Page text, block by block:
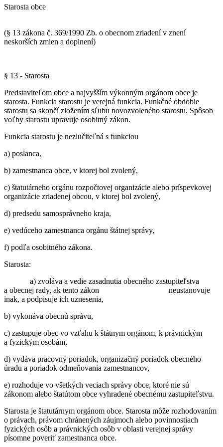
Starosta obce
(§ 13 zákona č. 369/1990 Zb. o obecnom zriadení v znení
neskorších zmien a doplnení)
§ 13 - Starosta
Predstaviteľom obce a najvyšším výkonným orgánom obce je
starosta. Funkcia starostu je verejná funkcia. Funkčné obdobie
starostu sa skončí zložením sľubu novozvoleného starostu. Spôsob
voľby starostu upravuje osobitný zákon.
Funkcia starostu je nezlučiteľná s funkciou
a) poslanca,
b) zamestnanca obce, v ktorej bol zvolený,
c) štatutárneho orgánu rozpočtovej organizácie alebo príspevkovej
organizácie zriadenej obcou, v ktorej bol zvolený,
d) predsedu samosprávneho kraja,
e) vedúceho zamestnanca orgánu štátnej správy,
f) podľa osobitného zákona.
Starosta:
a) zvoláva a vedie zasadnutia obecného zastupiteľstva
a obecnej rady, ak tento zákon neustanovuje
inak, a podpisuje ich uznesenia,
b) vykonáva obecnú správu,
c) zastupuje obec vo vzťahu k štátnym orgánom, k právnickým
a fyzickým osobám,
d) vydáva pracovný poriadok, organizačný poriadok obecného
úradu a poriadok odmeňovania zamestnancov,
e) rozhoduje vo všetkých veciach správy obce, ktoré nie sú
zákonom alebo štatútom obce vyhradené obecnému zastupiteľstvu.
Starosta je štatutárnym orgánom obce. Starosta môže rozhodovaním
o právach, právom chránených záujmoch alebo povinnostiach
fyzických osôb a právnických osôb v oblasti verejnej správy
písomne poveriť zamestnanca obce.